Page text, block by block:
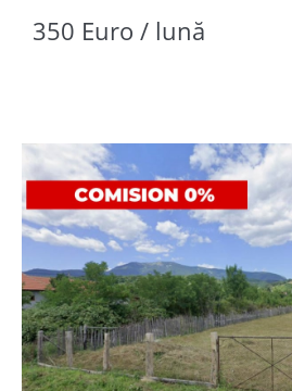
350 Euro / lună